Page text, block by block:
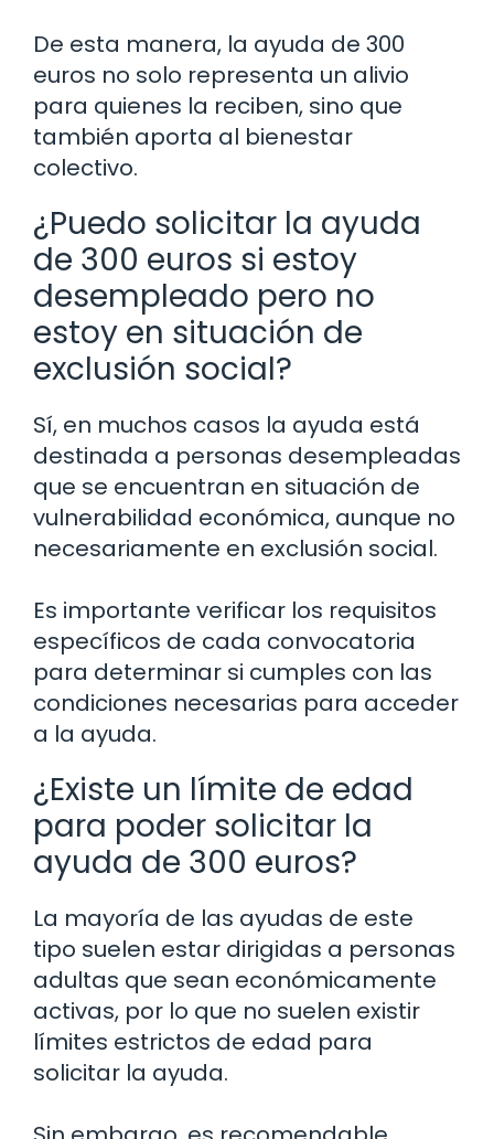
De esta manera, la ayuda de 300
euros no solo representa un alivio
para quienes la reciben, sino que
también aporta al bienestar
colectivo.
¿Puedo solicitar la ayuda
de 300 euros si estoy
desempleado pero no
estoy en situación de
exclusión social?
Sí, en muchos casos la ayuda está
destinada a personas desempleadas
que se encuentran en situación de
vulnerabilidad económica, aunque no
necesariamente en exclusión social.
Es importante verificar los requisitos
específicos de cada convocatoria
para determinar si cumples con las
condiciones necesarias para acceder
a la ayuda.
¿Existe un límite de edad
para poder solicitar la
ayuda de 300 euros?
La mayoría de las ayudas de este
tipo suelen estar dirigidas a personas
adultas que sean económicamente
activas, por lo que no suelen existir
límites estrictos de edad para
solicitar la ayuda.